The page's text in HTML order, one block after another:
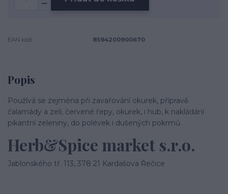
EAN kód: 8594200900670
Popis
Používá se zejména při zavařování okurek, přípravě
čalamády a zelí, červené řepy, okurek, i hub, k nakládání
pikantní zeleniny, do polévek i dušených pokrmů.
Herb&Spice market s.r.o.
Jablonského tř. 113, 378 21 Kardašova Řečice